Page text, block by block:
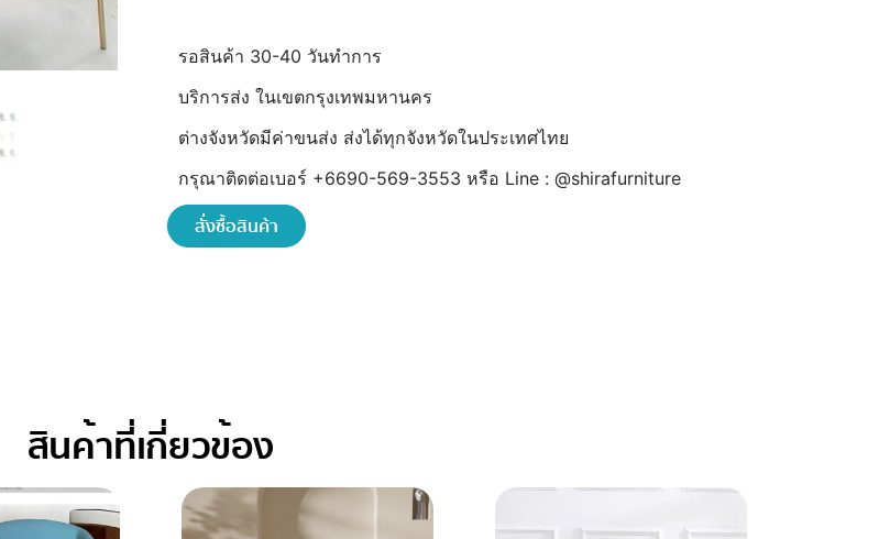
รอสินค้า 30-40 วันทำการ
บริการส่ง ในเขตกรุงเทพมหานคร
ต่างจังหวัดมีค่าขนส่ง ส่งได้ทุกจังหวัดในประเทศไทย
กรุณาติดต่อเบอร์ +6690-569-3553 หรือ Line : @shirafurniture
สั่งซื้อสินค้า
สินค้าที่เกี่ยวข้อง